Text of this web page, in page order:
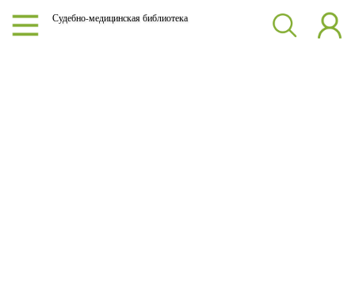
Судебно-медицинская библиотека